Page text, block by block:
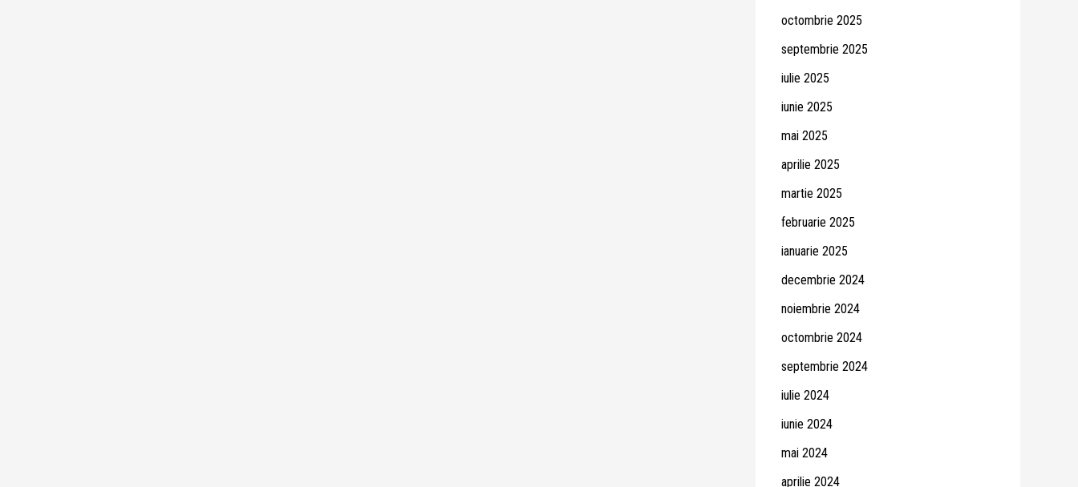
octombrie 2025
septembrie 2025
iulie 2025
iunie 2025
mai 2025
aprilie 2025
martie 2025
februarie 2025
ianuarie 2025
decembrie 2024
noiembrie 2024
octombrie 2024
septembrie 2024
iulie 2024
iunie 2024
mai 2024
aprilie 2024